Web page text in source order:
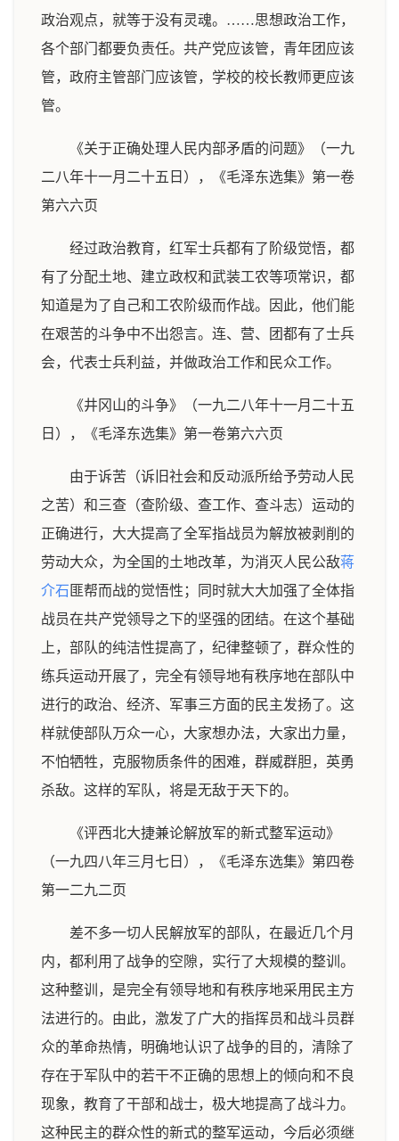
政治观点，就等于没有灵魂。……思想政治工作，
各个部门都要负责任。共产党应该管，青年团应该
管，政府主管部门应该管，学校的校长教师更应该
管。
《关于正确处理人民内部矛盾的问题》（一九
二八年十一月二十五日），《毛泽东选集》第一卷
第六六页
经过政治教育，红军士兵都有了阶级觉悟，都
有了分配土地、建立政权和武装工农等项常识，都
知道是为了自己和工农阶级而作战。因此，他们能
在艰苦的斗争中不出怨言。连、营、团都有了士兵
会，代表士兵利益，并做政治工作和民众工作。
《井冈山的斗争》（一九二八年十一月二十五
日），《毛泽东选集》第一卷第六六页
由于诉苦（诉旧社会和反动派所给予劳动人民
之苦）和三查（查阶级、查工作、查斗志）运动的
正确进行，大大提高了全军指战员为解放被剥削的
劳动大众，为全国的土地改革，为消灭人民公敌蒋
介石 匪帮而战的觉悟性；同时就大大加强了全体指
战员在共产党领导之下的坚强的团结。在这个基础
上，部队的纯洁性提高了，纪律整顿了，群众性的
练兵运动开展了，完全有领导地有秩序地在部队中
进行的政治、经济、军事三方面的民主发扬了。这
样就使部队万众一心，大家想办法，大家出力量，
不怕牺牲，克服物质条件的困难，群威群胆，英勇
杀敌。这样的军队，将是无敌于天下的。
《评西北大捷兼论解放军的新式整军运动》
（一九四八年三月七日），《毛泽东选集》第四卷
第一二九二页
差不多一切人民解放军的部队，在最近几个月
内，都利用了战争的空隙，实行了大规模的整训。
这种整训，是完全有领导地和有秩序地采用民主方
法进行的。由此，激发了广大的指挥员和战斗员群
众的革命热情，明确地认识了战争的目的，清除了
存在于军队中的若干不正确的思想上的倾向和不良
现象，教育了干部和战士，极大地提高了战斗力。
这种民主的群众性的新式的整军运动，今后必须继